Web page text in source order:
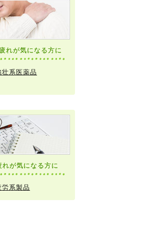
れが気になる方に
壮系医薬品
れが気になる方に
労系製品